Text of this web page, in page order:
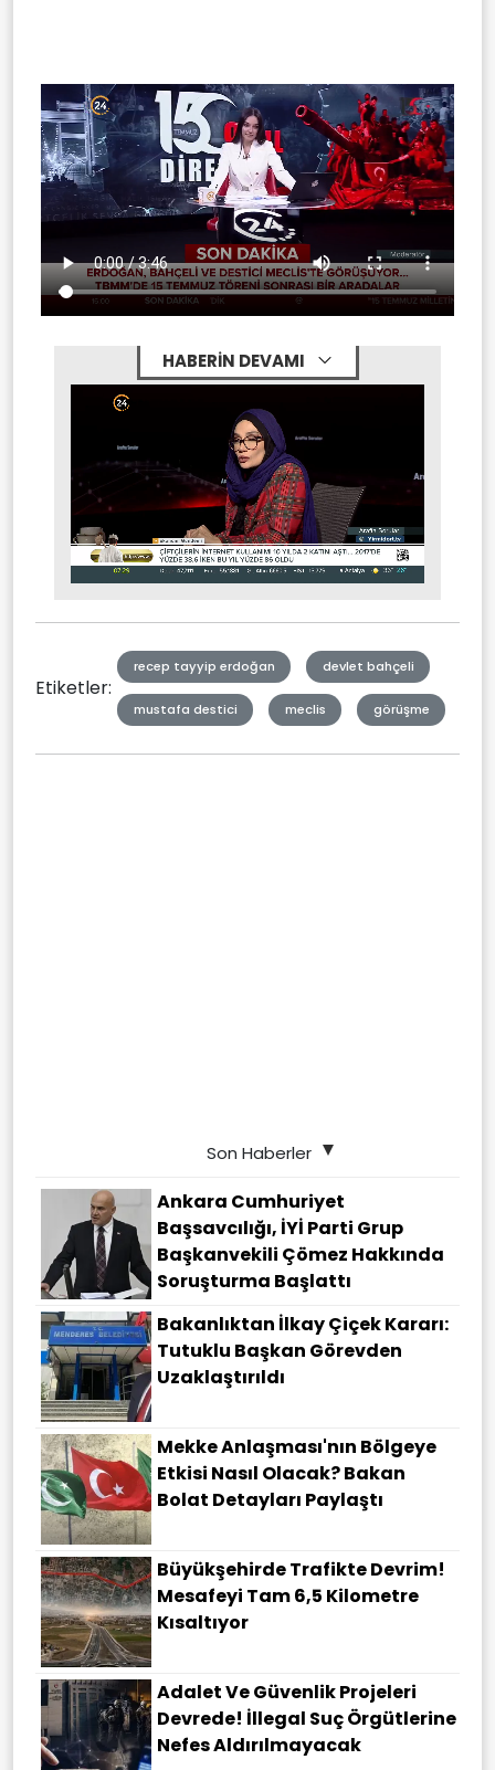
HABERİN DEVAMI
Mute Stream
Etiketler:
recep tayyip erdoğan devlet bahçeli
mustafa destici meclis görüşme
Son Haberler
Ankara Cumhuriyet
Başsavcılığı, İYİ Parti Grup
Başkanvekili Çömez Hakkında
Soruşturma Başlattı
Bakanlıktan İlkay Çiçek Kararı:
Tutuklu Başkan Görevden
Uzaklaştırıldı
Mekke Anlaşması'nın Bölgeye
Etkisi Nasıl Olacak? Bakan
Bolat Detayları Paylaştı
Büyükşehirde Trafikte Devrim!
Mesafeyi Tam 6,5 Kilometre
Kısaltıyor
Adalet Ve Güvenlik Projeleri
Devrede! İllegal Suç Örgütlerine
Nefes Aldırılmayacak